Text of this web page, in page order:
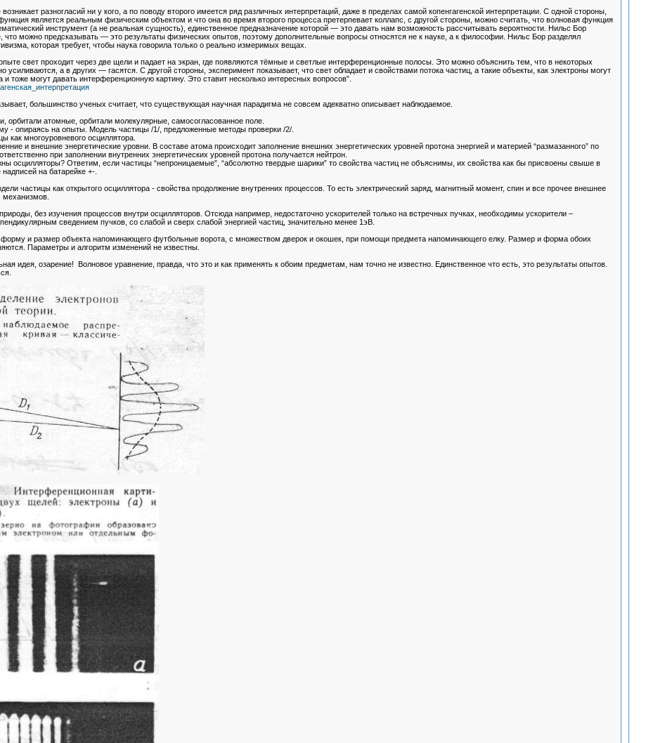
разногласий ни у кого, а по поводу второго имеется ряд различных интерпретаций, даже в пределах самой копенгагенской интерпретации. С одной стороны,
является реальным физическим объектом и что она во время второго процесса претерпевает коллапс, с другой стороны, можно считать, что волновая функция
инструмент (а не реальная сущность), единственное предназначение которой — это давать нам возможность рассчитывать вероятности. Нильс Бор
что можно предсказывать — это результаты физических опытов, поэтому дополнительные вопросы относятся не к науке, а к философии. Нильс Бор разделял
которая требует, чтобы наука говорила только о реально измеримых вещах.
свет проходит через две щели и падает на экран, где появляются тёмные и светлые интерференционные полосы. Это можно объяснить тем, что в некоторых
усиливаются, а в других — гасятся. С другой стороны, эксперимент показывает, что свет обладает и свойствами потока частиц, а такие объекты, как электроны могут
тоже могут давать интерференционную картину. Это ставит несколько интересных вопросов”.
большинство ученых считает, что существующая научная парадигма не совсем адекватно описывает наблюдаемое.
орбитали атомные, орбитали молекулярные, самосогласованное поле.
- опираясь на опыты. Модель частицы /1/, предложенные методы проверки /2/.
как многоуровневого осциллятора.
и внешние энергетические уровни. В составе атома происходит заполнение внешних энергетических уровней протона энергией и материей “размазанного” по
при заполнении внутренних энергетических уровней протона получается нейтрон.
осцилляторы? Ответим, если частицы “непроницаемые”, “абсолютно твердые шарики” то свойства частиц не объяснимы, их свойства как бы присвоены свыше в
на батарейке +-.
частицы как открытого осциллятора - свойства продолжение внутренних процессов. То есть электрический заряд, магнитный момент, спин и все прочее внешнее
механизмов.
без изучения процессов внутри осцилляторов. Отсюда например, недостаточно ускорителей только на встречных пучках, необходимы ускорители –
сведением пучков, со слабой и сверх слабой энергией частиц, значительно менее 1эВ.
и размер объекта напоминающего футбольные ворота, с множеством дверок и окошек, при помощи предмета напоминающего елку. Размер и форма обоих
Параметры и алгоритм изменений не известны.
идея, озарение! Волновое уравнение, правда, что это и как применять к обоим предметам, нам точно не известно. Единственное что есть, это результаты опытов.